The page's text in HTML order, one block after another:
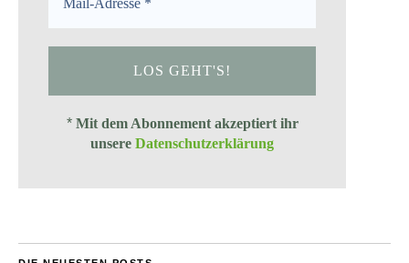
* Mit dem Abonnement akzeptiert ihr
unsereDatenschutzerklärung